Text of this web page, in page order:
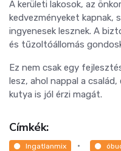
A kerületi lakosok, az
kedvezményeket kapnak,
ingyenesek lesznek. A
és tűzoltóállomás
Ez nem csak egy
lesz, ahol nappal a
kutya is jól érzi magát.
Címkék:
Ingatlanmix